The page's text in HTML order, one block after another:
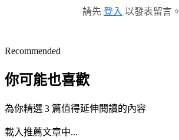
請先 登入 以發表留言。
Recommended
你可能也喜歡
為你精選 3 篇值得延伸閱讀的內容
載入推薦文章中...